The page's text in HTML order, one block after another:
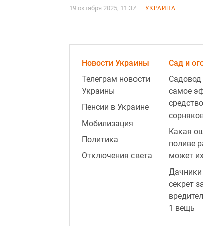
19 октября 2025, 11:37 УКРАИНА
Новости Украины
Телеграм новости
Украины
Пенсии в Украине
Мобилизация
Политика
Отключения света
Сад и
Садовод
самое
Какая
поливе
может
секрет
1 вещь